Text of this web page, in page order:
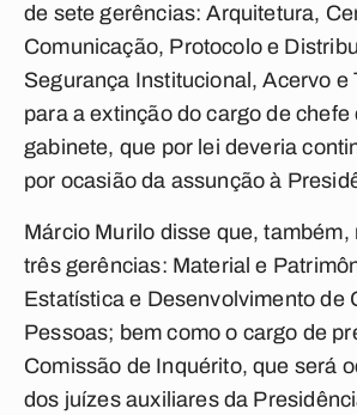
de sete gerências: Arquitetura,
Comunicação, Protocolo e
Segurança Institucional, Acervo e
para a extinção do cargo de chefe
gabinete, que por lei deveria
por ocasião da assunção à
Márcio Murilo disse que, também,
três gerências: Material e
Estatística e Desenvolvimento de
Pessoas; bem como o cargo de
Comissão de Inquérito, que será
dos juízes auxiliares da